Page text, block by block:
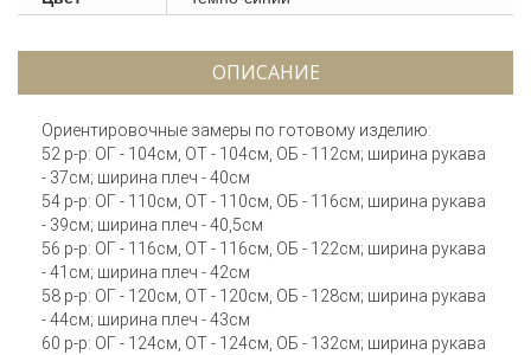
ОПИСАНИЕ
Ориентировочные замеры по готовому изделию:
52 р-р: ОГ - 104см, ОТ - 104см, ОБ - 112см; ширина рукава
- 37см; ширина плеч - 40см
54 р-р: ОГ - 110см, ОТ - 110см, ОБ - 116см; ширина рукава
- 39см; ширина плеч - 40,5см
56 р-р: ОГ - 116см, ОТ - 116см, ОБ - 122см; ширина рукава
- 41см; ширина плеч - 42см
58 р-р: ОГ - 120см, ОТ - 120см, ОБ - 128см; ширина рукава
- 44см; ширина плеч - 43см
60 р-р: ОГ - 124см, ОТ - 124см, ОБ - 132см; ширина рукава